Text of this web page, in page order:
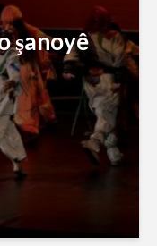
şanoyê